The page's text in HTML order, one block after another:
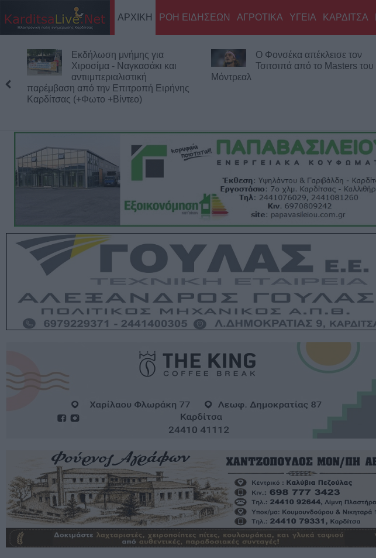
ΑΡΧΙΚΗ ΡΟΗ ΕΙΔΗΣΕΩΝ ΑΓΡΟΤΙΚΑ ΥΓΕΙΑ ΚΑΡΔΙΤΣΑ
Εκδήλωση μνήμης για
Χιροσίμα - Ναγκασάκι και
αντιιμπεριαλιστική
παρέμβαση από την Επιτροπή Ειρήνης
Καρδίτσας (+Φωτο +Βίντεο)
Ο Φονσέκα απέκλεισε τον
Τσιτσιπά από το Masters του
Μόντρεαλ